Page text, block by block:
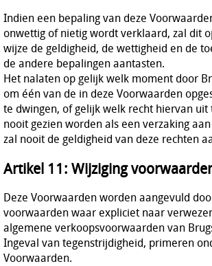
Indien een bepaling van deze
onwettig of nietig wordt verklaard, zal dit
wijze de geldigheid, de wettigheid en de
de andere bepalingen aantasten.
Het nalaten op gelijk welk moment door
om één van de in deze Voorwaarden
te dwingen, of gelijk welk recht hiervan uit
nooit gezien worden als een verzaking
zal nooit de geldigheid van deze rechten
Artikel 11: Wijziging
Deze Voorwaarden worden aangevuld
voorwaarden waar expliciet naar
algemene verkoopsvoorwaarden van
Ingeval van tegenstrijdigheid, primeren
Voorwaarden.